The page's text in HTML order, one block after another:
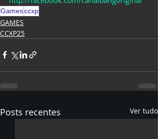
Gamesccxp
GAMES
CCXP25
Posts recentes Ver tudo